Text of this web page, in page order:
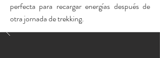
perfecta para recargar energías después de
otra jornada de trekking.